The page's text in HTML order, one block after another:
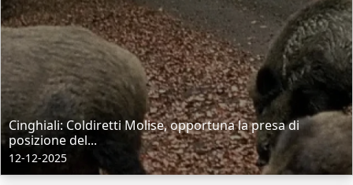
Cinghiali: Coldiretti Molise, opportuna la presa di
posizione del...
12-12-2025